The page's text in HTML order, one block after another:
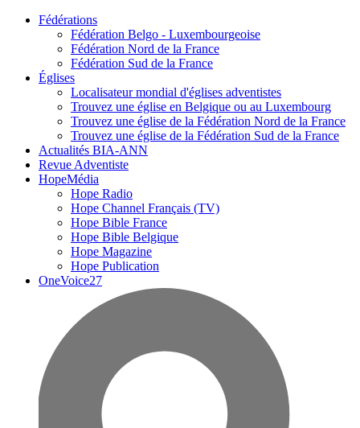
Fédérations
Fédération Belgo - Luxembourgeoise
Fédération Nord de la France
Fédération Sud de la France
Églises
Localisateur mondial d'églises adventistes
Trouvez une église en Belgique ou au Luxembourg
Trouvez une église de la Fédération Nord de la France
Trouvez une église de la Fédération Sud de la France
Actualités BIA-ANN
Revue Adventiste
HopeMédia
Hope Radio
Hope Channel Français (TV)
Hope Bible France
Hope Bible Belgique
Hope Magazine
Hope Publication
OneVoice27